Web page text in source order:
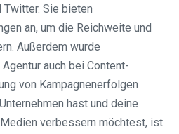
Twitter. Sie bieten
an, um die Reichweite und
Außerdem wurde
auch bei Content-
von Kampagnenerfolgen
hast und deine
verbessern möchtest, ist